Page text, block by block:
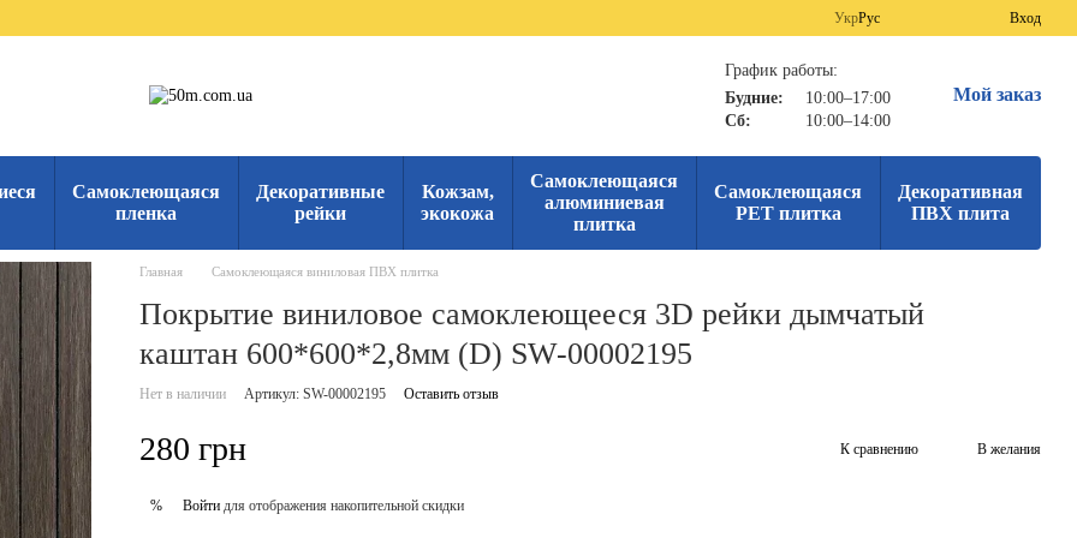
УкрРус Вход
График работы:
Будние:
10:00–17:00
Сб:
10:00–14:00
Мой заказ
Самоклеющаяся
пленка
Декоративные
рейки
Кожзам,
экокожа
Самоклеющаяся
алюминиевая
плитка
Самоклеющаяся
PET плитка
Декоративная
ПВХ плита
Главная Самоклеющаяся виниловая ПВХ плитка
Покрытие виниловое самоклеющееся 3D рейки дымчатый
каштан 600*600*2,8мм (D) SW-00002195
Нет в наличии Артикул: SW-00002195 Оставить отзыв
280 грн К сравнению В желания
% Войтидля отображения накопительной скидки